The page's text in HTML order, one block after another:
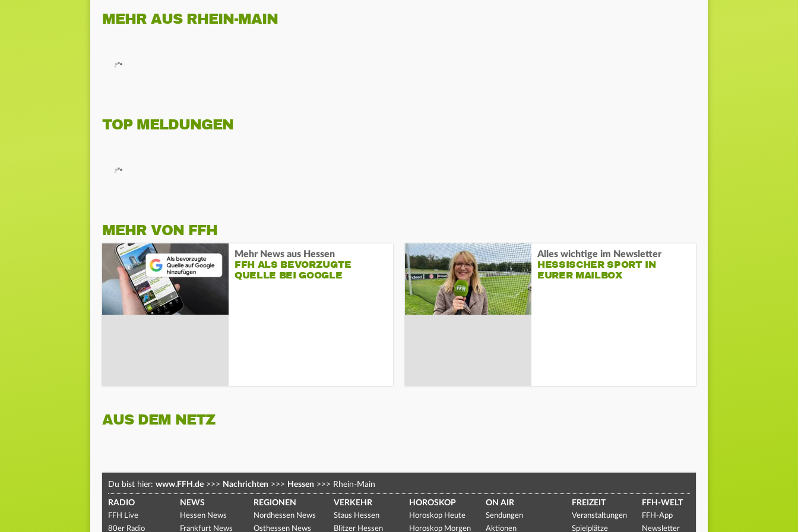
MEHR AUS RHEIN-MAIN
TOP MELDUNGEN
MEHR VON FFH
Mehr News aus Hessen
FFH ALS BEVORZUGTE
QUELLE BEI GOOGLE
Alles wichtige im Newsletter
HESSISCHER SPORT IN
EURER MAILBOX
AUS DEM NETZ
Du bist hier: www.FFH.de >>> Nachrichten >>> Hessen >>> Rhein-Main
RADIO
FFH Live
80er Radio
NEWS
Hessen News
Frankfurt News
REGIONEN
Nordhessen News
Osthessen News
VERKEHR
Staus Hessen
Blitzer Hessen
HOROSKOP
Horoskop Heute
Horoskop Morgen
ON AIR
Sendungen
Aktionen
FREIZEIT
Veranstaltungen
Spielplätze
FFH-WELT
FFH-App
Newsletter